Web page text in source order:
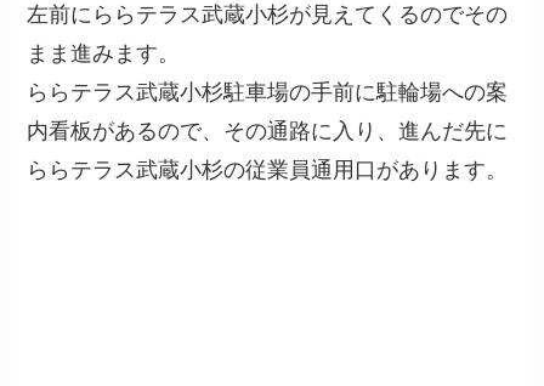
左前にららテラス武蔵小杉が見えてくるのでその
まま進みます。
ららテラス武蔵小杉駐車場の手前に駐輪場への案
内看板があるので、その通路に入り、進んだ先に
ららテラス武蔵小杉の従業員通用口があります。